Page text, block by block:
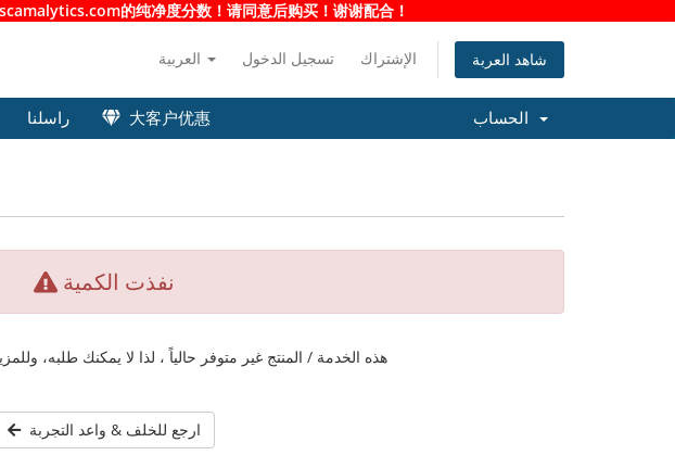
的纯净度分数！请同意后购买！谢谢配合！
تسجيل الدخول الإشتراك شاهد العربة
راسلنا 大客户优惠
نفذت الكمية
هذه الخدمة / المنتج غير متوفر حالياً ، لذا لا يمكنك طلبه،
ارجع للخلف & واعد التجربة